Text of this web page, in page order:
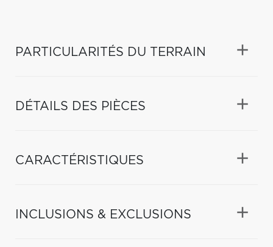
PARTICULARITÉS DU TERRAIN
DÉTAILS DES PIÈCES
CARACTÉRISTIQUES
INCLUSIONS & EXCLUSIONS